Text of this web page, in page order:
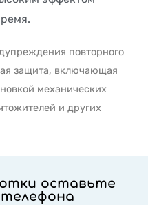
повторного
защита, включающая
механических
и других
оставьте